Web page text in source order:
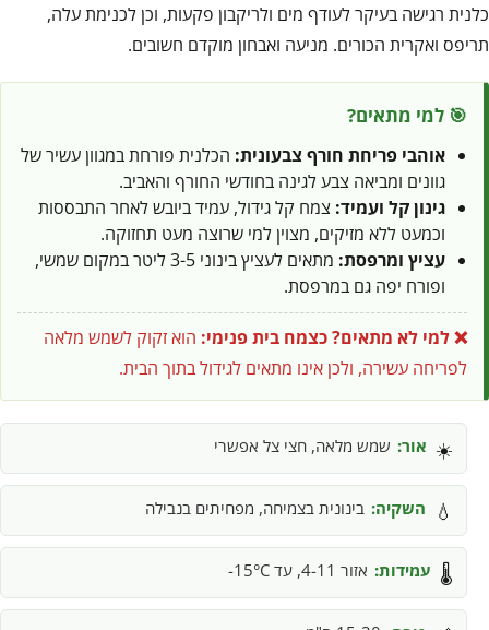
כלנית רגישה בעיקר לעודף מים ולריקבון פקעות, וכן לכנימת עלה,
תריפס ואקרית הכורים. מניעה ואבחון מוקדם חשובים.
🎯 למי מתאים?
אוהבי פריחת חורף צבעונית: הכלנית פורחת במגוון עשיר של
גוונים ומביאה צבע לגינה בחודשי החורף והאביב.
גינון קל ועמיד: צמח קל גידול, עמיד ביובש לאחר התבססות
וכמעט ללא מזיקים, מצוין למי שרוצה מעט תחזוקה.
עציץ ומרפסת:
מתאים לעציץ בינוני 3-5 ליטר במקום שמשי,
ופורח יפה גם במרפסת.
❌ למי לא מתאים?כצמח בית פנימי: הוא זקוק לשמש מלאה
לפריחה עשירה, ולכן אינו מתאים לגידול בתוך הבית.
☀️ אור: שמש מלאה, חצי צל אפשרי
💧 השקיה: בינונית בצמיחה, מפחיתים בנבילה
🌡️ עמידות: אזור 4-11, עד 15°C-